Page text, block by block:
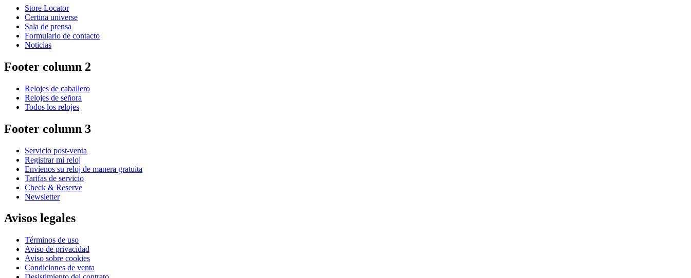
Store Locator
Certina universe
Sala de prensa
Formulario de contacto
Noticias
Footer column 2
Relojes de caballero
Relojes de señora
Todos los relojes
Footer column 3
Servicio post-venta
Registrar mi reloj
Envíenos su reloj de manera gratuita
Tarifas de servicio
Check & Reserve
Newsletter
Avisos legales
Términos de uso
Aviso de privacidad
Aviso sobre cookies
Condiciones de venta